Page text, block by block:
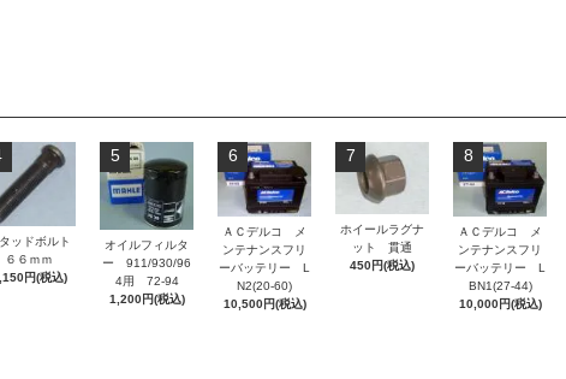
ッドボルト
６６ｍｍ
円(税込)
5
オイルフィルタ
ー 911/930/96
4用 72-94
1,200円(税込)
6
ＡＣデルコ メ
ンテナンスフリ
ーバッテリー L
N2(20-60)
10,500円(税込)
7
ホイールラグナ
ット 貫通
450円(税込)
8
ＡＣデルコ メ
ンテナンスフリ
ーバッテリー L
BN1(27-44)
10,000円(税込)